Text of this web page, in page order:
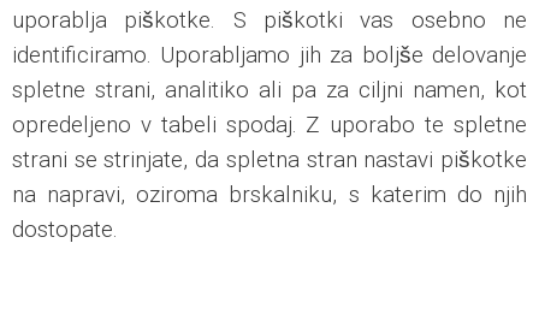
uporablja piškotke. S piškotki vas osebno ne
identificiramo. Uporabljamo jih za boljše delovanje
spletne strani, analitiko ali pa za ciljni namen, kot
opredeljeno v tabeli spodaj. Z uporabo te spletne
strani se strinjate, da spletna stran nastavi piškotke
na napravi, oziroma brskalniku, s katerim do njih
dostopate.